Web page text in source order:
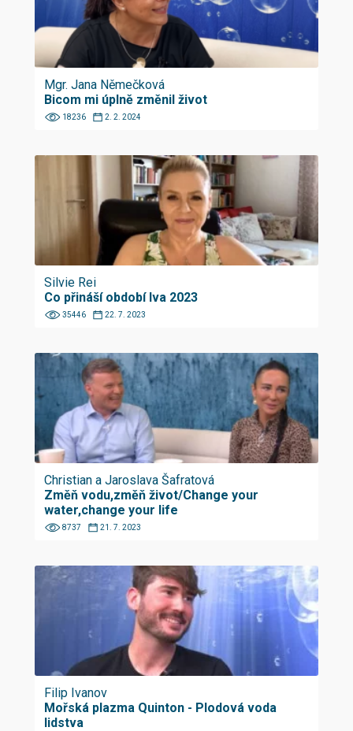
Mgr. Jana Němečková
Bicom mi úplně změnil život
18236 2. 2. 2024
Silvie Rei
Co přináší období lva 2023
35446 22. 7. 2023
Christian a Jaroslava Šafratová
Změň vodu,změň život/Change your
water,change your life
8737 21. 7. 2023
Filip Ivanov
Mořská plazma Quinton - Plodová voda
lidstva